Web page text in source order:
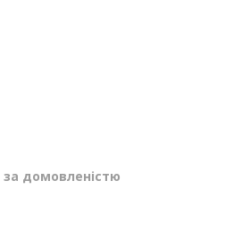
за домовленістю